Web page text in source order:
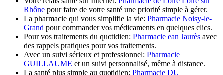
Rhône pour faire de votre santé une priorité simple à gérer.
La pharmacie qui vous simplifie la vie: Pharmacie Noisy-le-
Grand pour commander vos médicaments en quelques clics.
Pour vos traitements du quotidien: Pharmacie ean Jaurès avec
des rappels pratiques pour vos traitements.
Avec un suivi sérieux et professionnel: Pharmacie
GUILLAUME et un suivi personnalisé, même à distance.
La santé plus simple au quotidien: Pharmacie DU